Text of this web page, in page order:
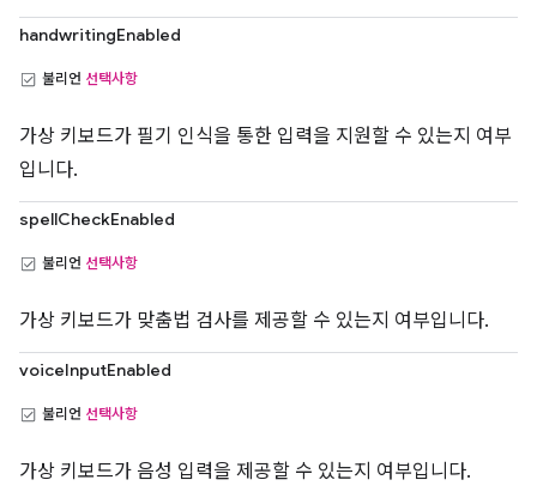
handwritingEnabled
불리언 선택사항
가상 키보드가 필기 인식을 통한 입력을 지원할 수 있는지 여부
입니다.
spellCheckEnabled
불리언 선택사항
가상 키보드가 맞춤법 검사를 제공할 수 있는지 여부입니다.
voiceInputEnabled
불리언 선택사항
가상 키보드가 음성 입력을 제공할 수 있는지 여부입니다.